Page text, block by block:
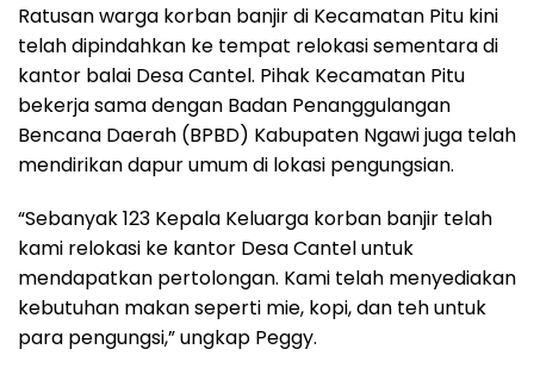
Ratusan warga korban banjir di Kecamatan Pitu kini
telah dipindahkan ke tempat relokasi sementara di
kantor balai Desa Cantel. Pihak Kecamatan Pitu
bekerja sama dengan Badan Penanggulangan
Bencana Daerah (BPBD) Kabupaten Ngawi juga telah
mendirikan dapur umum di lokasi pengungsian.
“Sebanyak 123 Kepala Keluarga korban banjir telah
kami relokasi ke kantor Desa Cantel untuk
mendapatkan pertolongan. Kami telah menyediakan
kebutuhan makan seperti mie, kopi, dan teh untuk
para pengungsi,” ungkap Peggy.